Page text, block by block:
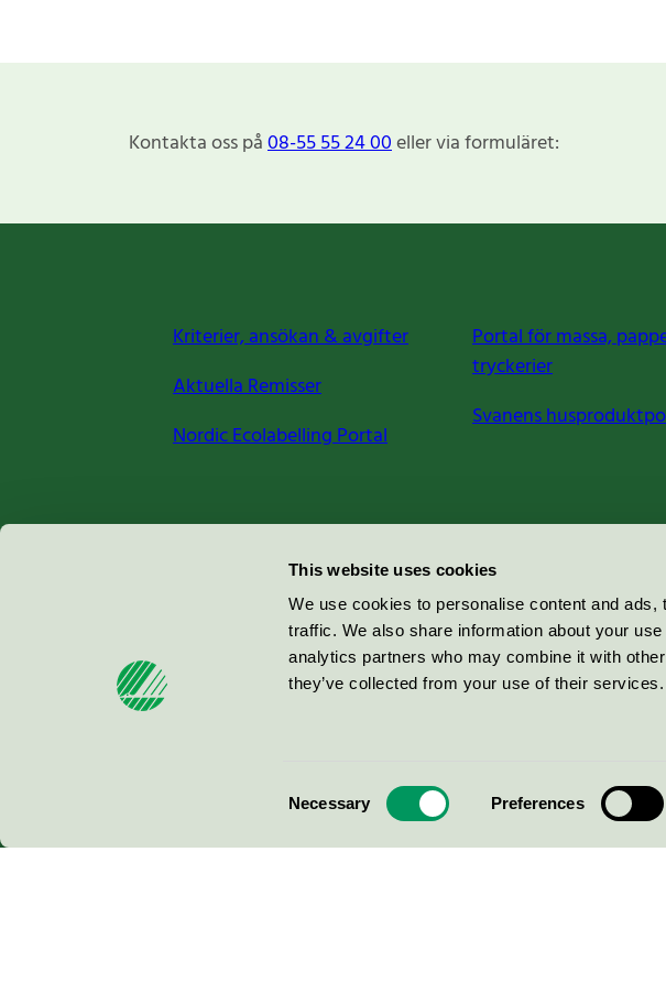
This website uses cookies
We use cookies to personalise content and
traffic. We also share information about your
analytics partners who may combine it with
they’ve collected from your use of their services.
Necessary Preferences
Kontakta oss på08-55 55 24 00eller via formuläret:
Kriterier, ansökan & avgifter
Aktuella Remisser
Nordic Ecolabelling Portal
Portal för massa,
tryckerier
Svanens
Miljömärkning Sverige AB
100 64